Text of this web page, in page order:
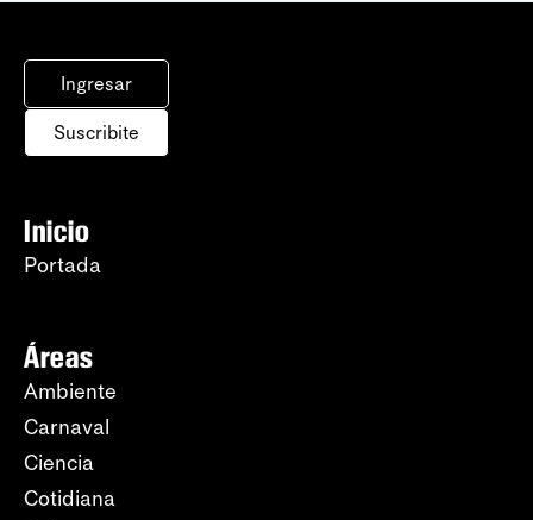
Ingresar
Suscribite
Inicio
Portada
Áreas
Ambiente
Carnaval
Ciencia
Cotidiana